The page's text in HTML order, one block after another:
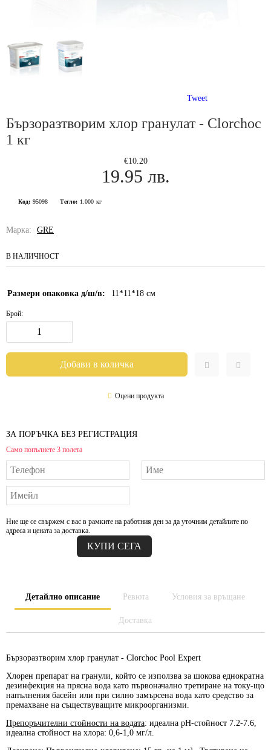
Tweet
Бързоразтворим хлор гранулат - Clorchoc
1 кг
€10.20
19.95 лв.
Код: 95098 Тегло: 1.000 кг
Марка: GRE
В НАЛИЧНОСТ
Размери опаковка д/ш/в: 11*11*18 см
Брой:
Оцени продукта
ЗА ПОРЪЧКА БЕЗ РЕГИСТРАЦИЯ
Само попълнете 3 полета
Ние ще се свържем с вас в рамките на работния ден за да уточним детайлите по
адреса и цената за доставка.
Детайлно описание Ревюта Условия за връщане
Доставка
Бързоразтворим хлор гранулат - Clorchoc Pool Expert
Хлорен препарат на гранули, който се използва за шокова еднократна
дезинфекция на прясна вода като първоначално третиране на току-що
напълнения басейн или при силно замърсена вода като средство за
премахване на съществуващите микроорганизми.
Препоръчителни стойности на водата: идеална рН-стойност 7.2-7.6,
идеална стойност на хлора: 0,6-1,0 мг/л.